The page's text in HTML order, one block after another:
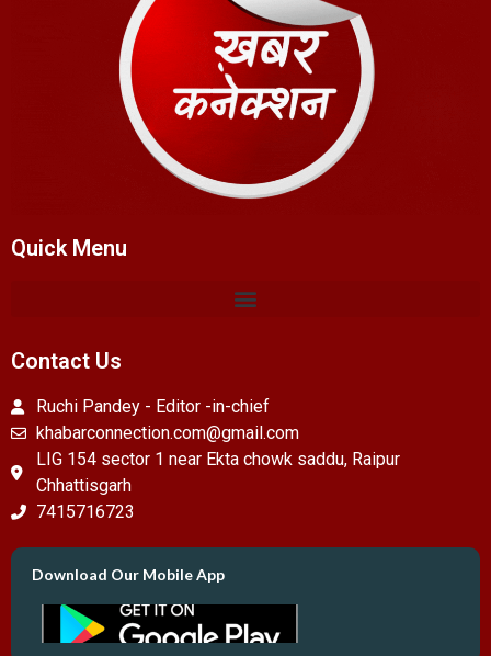
Quick Menu
Contact Us
Ruchi Pandey - Editor -in-chief
khabarconnection.com@gmail.com
LIG 154 sector 1 near Ekta chowk saddu, Raipur
Chhattisgarh
7415716723
Download Our Mobile App